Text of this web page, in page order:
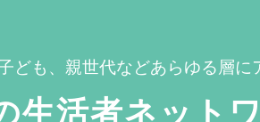
ども、親世代などあらゆる層に
生活者ネット